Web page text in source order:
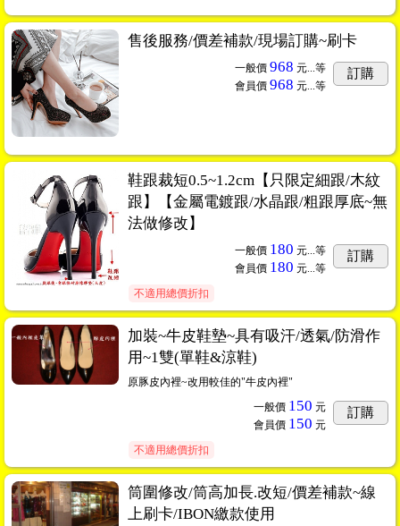
售後服務/價差補款/現場訂購~刷卡
一般價 968 元...等
會員價 968 元...等
訂購
鞋跟裁短0.5~1.2cm【只限定細跟/木紋
跟】【金屬電鍍跟/水晶跟/粗跟厚底~無
法做修改】
一般價 180 元...等
會員價 180 元...等
訂購
不適用總價折扣
加裝~牛皮鞋墊~具有吸汗/透氣/防滑作
用~1雙(單鞋&涼鞋)
原豚皮內裡~改用較佳的"牛皮內裡"
一般價 150 元
會員價 150 元
訂購
不適用總價折扣
筒圍修改/筒高加長.改短/價差補款~線
上刷卡/IBON繳款使用